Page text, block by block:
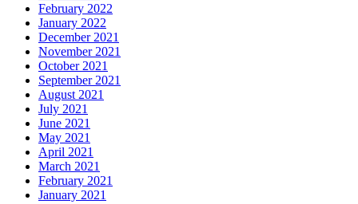
February 2022
January 2022
December 2021
November 2021
October 2021
September 2021
August 2021
July 2021
June 2021
May 2021
April 2021
March 2021
February 2021
January 2021